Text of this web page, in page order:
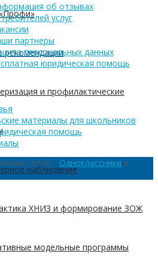
рекомендации
и профилактические
наблюдение
ХНИЗ и формирование ЗОЖ
модельные программы
об отзывах
услуг
партнеры
персональных данных
юридическая помощь
материалы для школьников
помощь
сетях: Одноклассники и